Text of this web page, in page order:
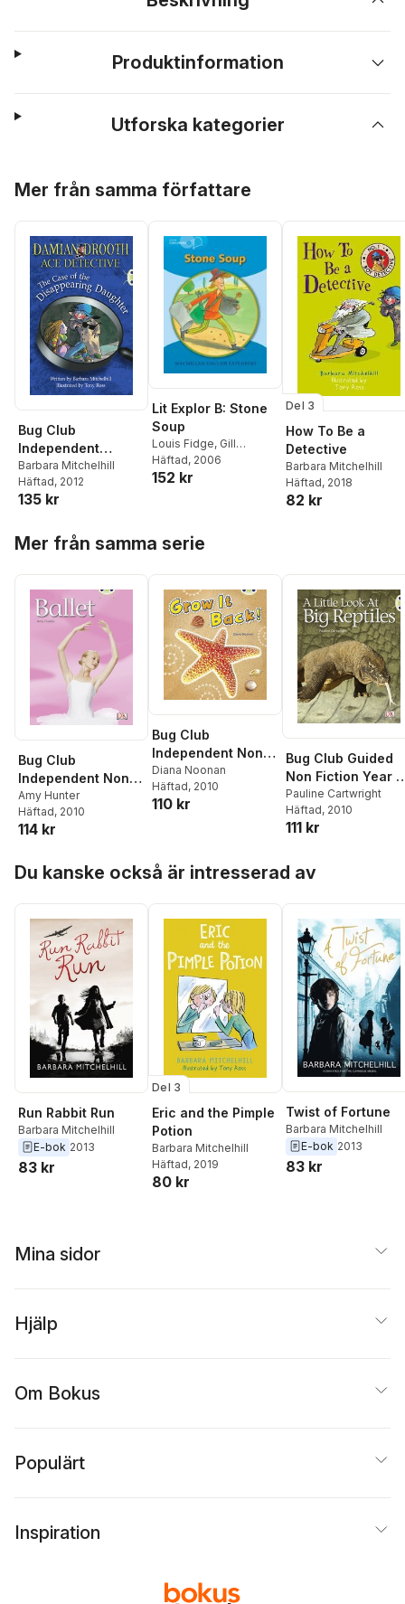
Produktinformation
Utforska kategorier
Mer från samma författare
Bug Club
Independent
Fiction Year 3
Brown A Damian
Drooth: The Case
Disappearing
Barbara Mitchelhill
Häftad, 2012
135 kr
Lit Explor B: Stone
Soup
Louis Fidge, Gill
Munton ,Barbara
Mitchelhill
Häftad, 2006
152 kr
Del 3
How To Be a
Detective
Barbara Mitchelhill
Häftad, 2018
82 kr
Mer från samma serie
Bug Club
Independent Non
Fiction Year 1 Blue
A Ballet
Amy Hunter
Häftad, 2010
114 kr
Bug Club
Independent Non
Fiction Year 1 Blue
A Grow it Back
Diana Noonan
Häftad, 2010
110 kr
Bug Club Guided
Non Fiction Year 1
Blue B A Little
at Big Reptiles
Pauline Cartwright
Häftad, 2010
111 kr
Du kanske också är intresserad av
Run Rabbit Run
Barbara Mitchelhill
E-bok 2013
83 kr
Del 3
Eric and the Pimple
Potion
Barbara Mitchelhill
Häftad, 2019
80 kr
Twist of Fortune
Barbara Mitchelhill
E-bok 2013
83 kr
Mina sidor
Hjälp
Om Bokus
Populärt
Inspiration